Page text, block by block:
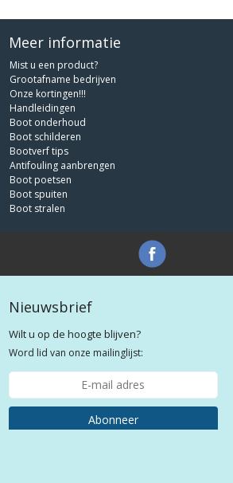
Meer informatie
Mist u een product?
Grootafname bedrijven
Onze kortingen!!!
Handleidingen
Boot onderhoud
Boot schilderen
Bootverf tips
Antifouling aanbrengen
Boot poetsen
Boot spuiten
Boot stralen
Nieuwsbrief
Wilt u op de hoogte blijven?
Word lid van onze mailinglijst:
Abonneer